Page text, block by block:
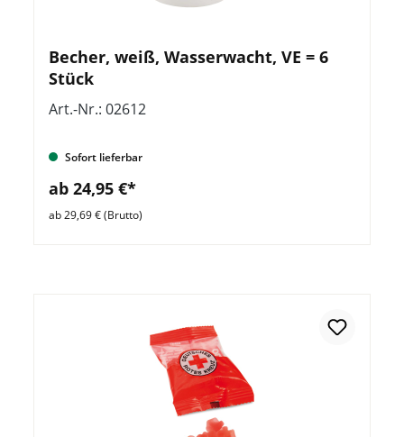
Becher, weiß, Wasserwacht, VE = 6
Stück
Art.-Nr.: 02612
Sofort lieferbar
ab 24,95 €*
ab 29,69 € (Brutto)